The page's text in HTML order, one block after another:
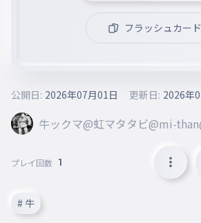
フラッシュカード
牛ックマ@虹マタタビ@mi-
公開日: 2026年07月01日 更新日: 2026年
プレイ回数 1
# 牛